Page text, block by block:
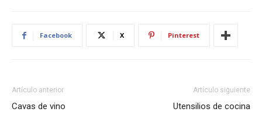
Facebook X Pinterest
Artículo anterior
Cavas de vino
Artículo siguiente
Utensilios de cocina